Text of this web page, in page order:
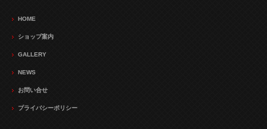
HOME
ショップ案内
GALLERY
NEWS
お問い合せ
プライバシーポリシー